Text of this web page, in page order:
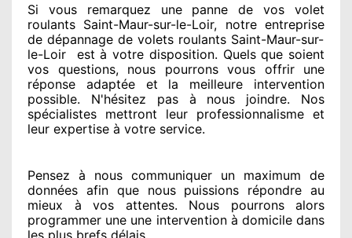
Si vous remarquez une panne de vos volet
roulants Saint-Maur-sur-le-Loir, notre entreprise
de dépannage de volets roulants Saint-Maur-sur-
le-Loir
est à votre disposition. Quels que soient
vos questions, nous pourrons vous offrirune
réponse adaptéeet la meilleure intervention
possible. N'hésitez pas à nous joindre. Nos
spécialistes mettront leur professionnalisme et
leur expertise à votre service.
Pensez à nous communiquer un maximum de
données afin que nous puissions répondre au
mieux à vos attentes. Nous pourrons alors
programmer une une intervention à domiciledans
les plus brefs délais.